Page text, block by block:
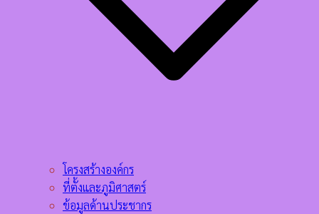
โครงสร้างองค์กร
ที่ตั้งและภูมิศาสตร์
ข้อมูลด้านประชากร